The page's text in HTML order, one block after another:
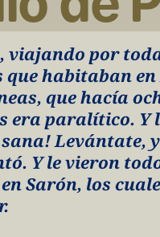
viajando por
que habitaban
que hacía
era paralítico. Y
sana! Levántate,
Y le vieron
Sarón, los